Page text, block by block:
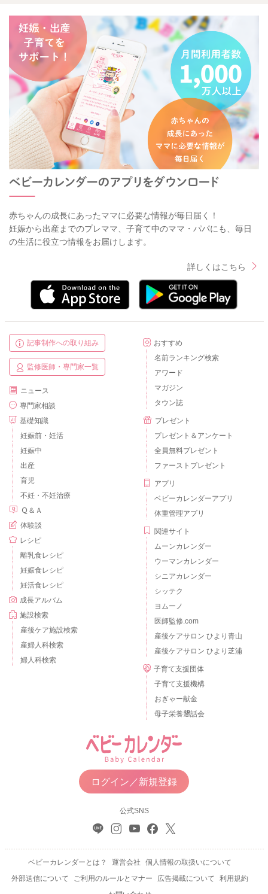
赤ちゃんの成長にあったママに必要な情報が毎日届く！
妊娠から出産までのプレママ、子育て中のママ・パパにも、毎日
の生活に役立つ情報をお届けします。
詳しくはこちら
記事制作への取り組み
監修医師・専門家一覧
ニュース
専門家相談
基礎知識
妊娠前・妊活
妊娠中
出産
育児
不妊・不妊治療
Ｑ＆Ａ
体験談
レシピ
離乳食レシピ
妊娠食レシピ
妊活食レシピ
成長アルバム
施設検索
産後ケア施設検索
産婦人科検索
婦人科検索
おすすめ
名前ランキング検索
アワード
マガジン
タウン誌
プレゼント
プレゼント＆アンケート
全員無料プレゼント
ファーストプレゼント
アプリ
ベビーカレンダーアプリ
体重管理アプリ
関連サイト
ムーンカレンダー
ウーマンカレンダー
シニアカレンダー
シッテク
ヨムーノ
医師監修.com
産後ケアサロン ひより青山
産後ケアサロン ひより芝浦
子育て支援団体
子育て支援機構
おぎゃー献金
母子栄養懇話会
ログイン／新規登録
公式SNS
ベビーカレンダーとは？ 運営会社
個人情報の取扱いについて
外部送信について
ご利用のルールとマナー 広告掲載について
利用規約